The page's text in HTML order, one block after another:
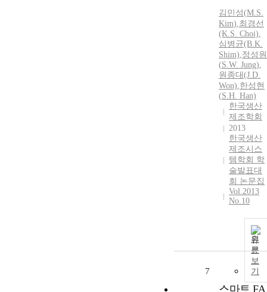
김민성(M.S.
Kim),최경선
(K.S. Choi),
심병균(B.K.
Shim),정성원
(S.W. Jung),
원종대(J.D.
Won),한성현
(S.H. Han)
한국생산
제조학회
2013
한국생산
제조시스
템학회 학
술발표대
회 논문집
Vol.2013
No.10
원
문
보
기
7
스마트 FA